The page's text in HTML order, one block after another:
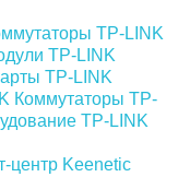
TP-LINK
TP-LINK
TP-LINK
Коммутаторы TP-
TP-LINK
центр Keenetic